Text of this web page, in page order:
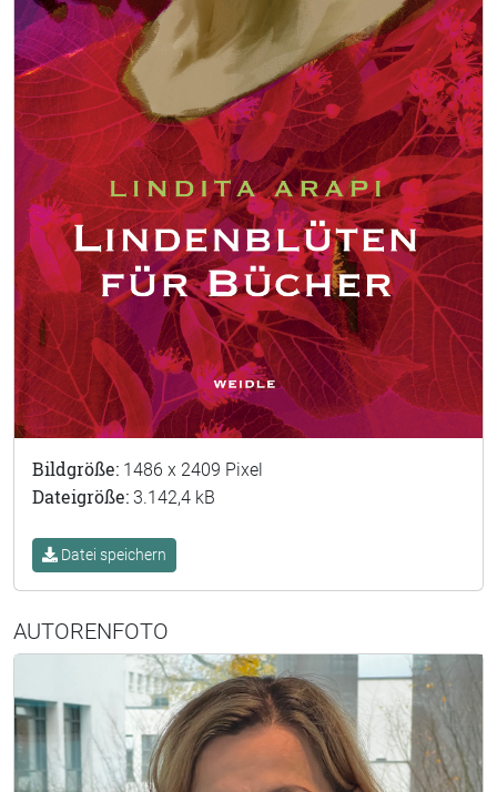
Bildgröße: 1486 x 2409 Pixel
Dateigröße: 3.142,4 kB
Datei speichern
AUTORENFOTO